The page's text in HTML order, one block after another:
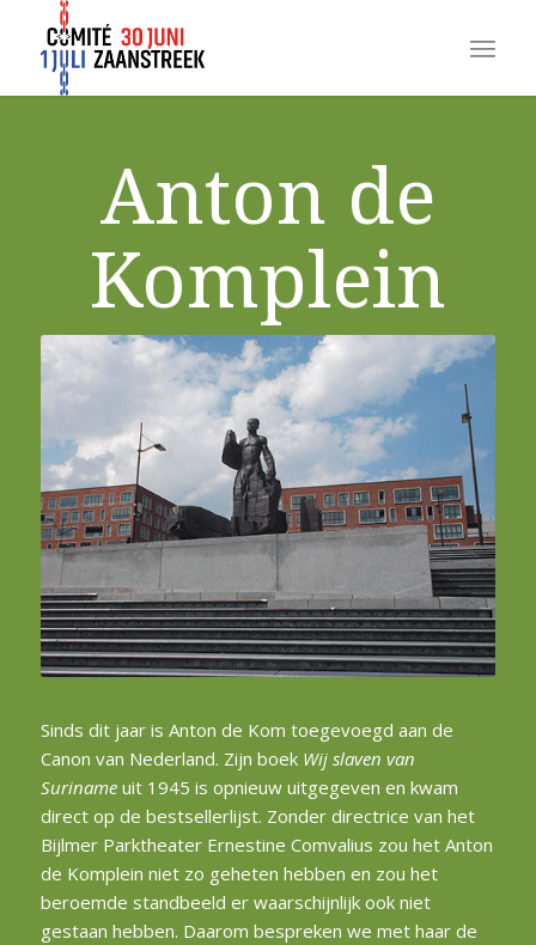
Anton de
Komplein
Sinds dit jaar is Anton de Kom toegevoegd aan de
Canon van Nederland. Zijn boek Wij slaven van
Surinameuit 1945 is opnieuw uitgegeven en kwam
direct op de bestsellerlijst. Zonder directrice van het
Bijlmer Parktheater Ernestine Comvalius zou het Anton
de Komplein niet zo geheten hebben en zou het
beroemde standbeeld er waarschijnlijk ook niet
gestaan hebben. Daarom bespreken we met haar de